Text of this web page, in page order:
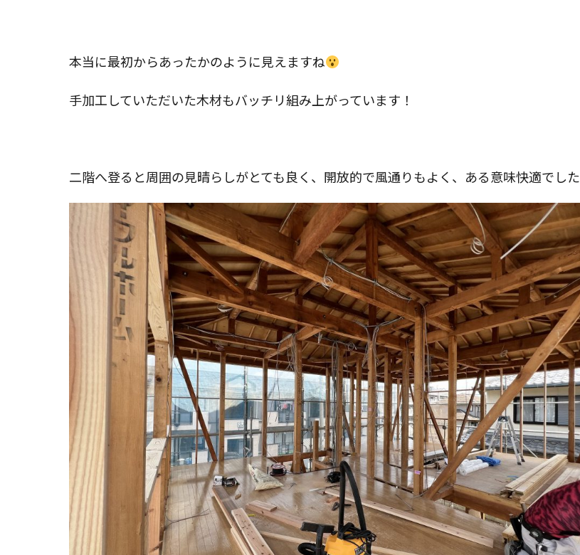
本当に最初からあったかのように見えますね
手加工していただいた木材もバッチリ組み上がっています！
二階へ登ると周囲の見晴らしがとても良く、開放的で風通りもよく、ある意味快適でした